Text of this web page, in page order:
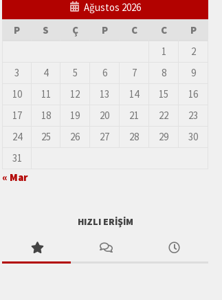
Ağustos 2026
P
S Ç P C C
P
1
2
3
4 5 6 7 8
9
10
11 12 13 14 15
16
17
18 19 20 21 22
23
24
25 26 27 28 29
30
31
« Mar
HIZLI ERIŞIM